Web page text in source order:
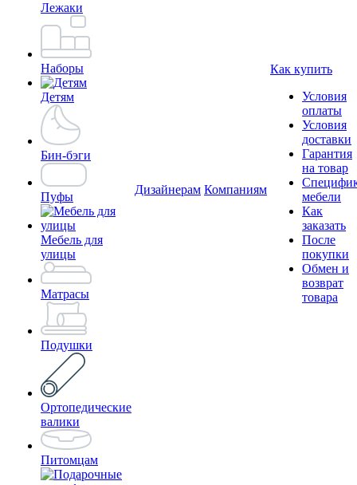
Лежаки
Наборы
Детям
Бин-бэги
Пуфы
Мебель для
улицы
Матрасы
Подушки
Ортопедические
валики
Питомцам
Дизайнерам Компаниям
Как купить
Условия
оплаты
Условия
доставки
Гарантия
на товар
мебели
Как
заказать
После
покупки
Обмен и
возврат
товара